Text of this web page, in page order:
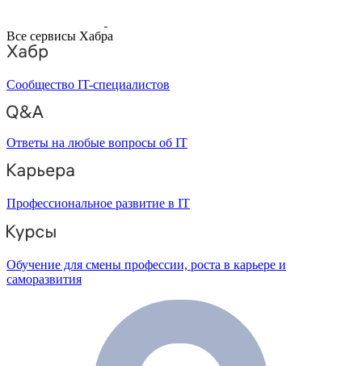
Все сервисы Хабра
Сообщество IT-специалистов
Ответы на любые вопросы об IT
Профессиональное развитие в IT
Обучение для смены профессии, роста в карьере и
саморазвития